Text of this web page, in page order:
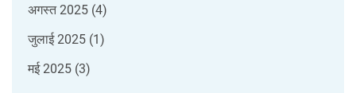
अगस्त 2025 (4)
जुलाई 2025 (1)
मई 2025 (3)